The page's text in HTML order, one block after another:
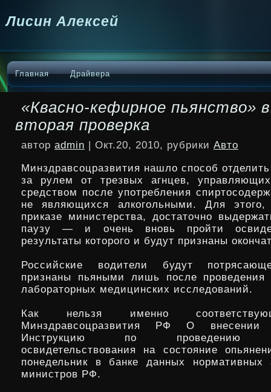
Лисин Алексей
Главная Драйвера
«Квасно-кефирное пьянство»
вторая проверка
автор admin | Окт.20, 2010, рубрики Авто
Минздравсоцразвития нашло способ
за рулем от трезвых агнцев,
средством после употребления
не являющихся алкогольными. Для этого,
приказе министерства, достаточно
паузу — и очень вновь пройти
результаты которого и будут признаны
Российские водители будут
признаны пьяными лишь после
лабораторных медицинских исследований.
Как нельзя именно
Минздравсоцразвития РФ О
Инструкцию по проведению
освидетельствования на состояние
понедельник в банке данных нормативных
министров РФ.